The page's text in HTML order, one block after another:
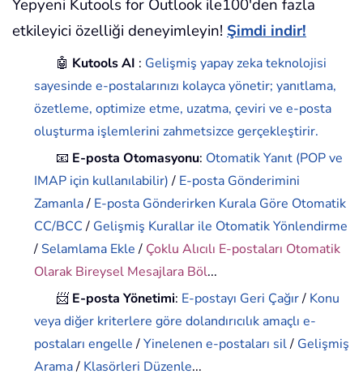
Yepyeni Kutools for Outlook ile100'den fazla
etkileyici özelliği deneyimleyin! Şimdi indir!
🤖 Kutools AI : Gelişmiş yapay zeka teknolojisi
sayesinde e-postalarınızı kolayca yönetir; yanıtlama,
özetleme, optimize etme, uzatma, çeviri ve e-posta
oluşturma işlemlerini zahmetsizce gerçekleştirir.
📧 E-posta Otomasyonu: Otomatik Yanıt (POP ve
IMAP için kullanılabilir)/ E-posta Gönderimini
Zamanla/ E-posta Gönderirken Kurala Göre Otomatik
CC/BCC/ Gelişmiş Kurallar ile Otomatik Yönlendirme
/ Selamlama Ekle/ Çoklu Alıcılı E-postaları Otomatik
Olarak Bireysel Mesajlara Böl...
📨 E-posta Yönetimi: E-postayı Geri Çağır/ Konu
veya diğer kriterlere göre dolandırıcılık amaçlı e-
postaları engelle/Yinelenen e-postaları sil/ Gelişmiş
Arama/ Klasörleri Düzenle...